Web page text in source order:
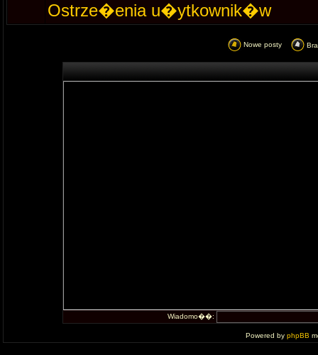
Ostrze�enia u�ytkownik�w
Nowe posty
Wiadomo��:
Powered by phpBB